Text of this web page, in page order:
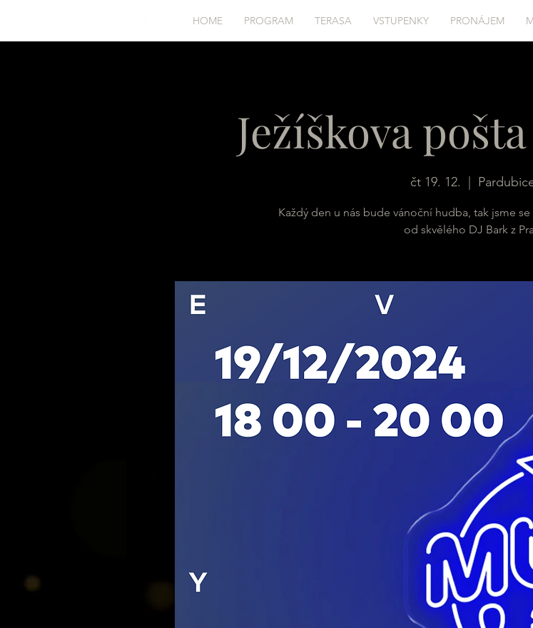
HOME PROGRAM TERASA VSTUPENKY PRONÁJEM
Ježíškova pošta
čt 19. 12.
Každý den u nás bude vánoční hudba, tak jsme
od skvělého DJ Bark z